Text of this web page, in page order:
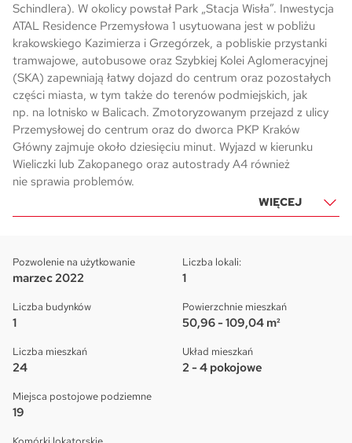
Schindlera). W okolicy powstał Park „Stacja Wisła”. Inwestycja
ATAL Residence Przemysłowa 1 usytuowana jest w pobliżu
krakowskiego Kazimierza i Grzegórzek, a pobliskie przystanki
tramwajowe, autobusowe oraz Szybkiej Kolei Aglomeracyjnej
(SKA) zapewniają łatwy dojazd do centrum oraz pozostałych
części miasta, w tym także do terenów podmiejskich, jak
np. na lotnisko w Balicach. Zmotoryzowanym przejazd z ulicy
Przemysłowej do centrum oraz do dworca PKP Kraków
Główny zajmuje około dziesięciu minut. Wyjazd w kierunku
Wieliczki lub Zakopanego oraz autostrady A4 również
nie sprawia problemów.
WIĘCEJ
Pozwolenie na użytkowanie
marzec 2022
Liczba budynków
1
Liczba mieszkań
24
Liczba lokali:
1
Powierzchnie mieszkań
50,96 - 109,04 m²
Układ mieszkań
2 - 4 pokojowe
Miejsca postojowe podziemne
19